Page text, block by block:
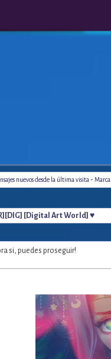
nuevos desde la última visita - Marca
[Digital Art World] ♥
si, puedes proseguir!